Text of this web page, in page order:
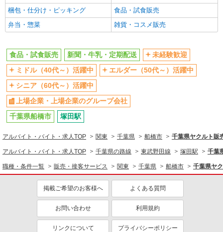
キープ 詳細を見る
業務委託
ヤクルトスタッフ
報酬／完全出来高制☆ノルマなし ◎稼働は週5
日（4日も選択可） ※週5日稼働の方の平均月収
27万円 「あなたに合わせた」働き方ができます。
働き方やご希望の収入など、お気軽にお問い合わ
せください！ ◎20代〜50代を中心に幅広い年代の
方が活躍中！
【宅配センター】津田沼 千葉県船橋市前原西1
丁目1番24号
キープ
業務委託
千葉県ヤクルト販売株式会社／薬円台センター
報酬／完全出来高制☆ノルマなし ◎稼働は週5
日（4日も選択可） ※週5日稼働の方の平均月収
27万円 「あなたに合わせた」働き方ができます。
働き方やご希望の収入など、お気軽にお問い合わ
せください！ ◎20代〜50代を中心に幅広い年代の
方が活躍中！
【宅配センター】薬円台 千葉県船橋市飯山満
町3-1559-1
キープ 詳細を見る
未経験歓迎
ミドル（40代～）活躍中
上場企業・上場企業のグループ会社
梱包・仕分け・ピッキング
食品・試食販売
弁当・惣菜
雑貨・コスメ販売
食品・試食販売 新聞・牛乳・定期配送
未経験歓迎
ミドル（40代～）活躍中
エルダー（50代～）活躍中
シニア（60代～）活躍中
上場企業・上場企業のグループ会社
千葉県船橋市
塚田駅
アルバイト・バイト・求人TOP 関東 千葉県 船橋市 千葉県ヤクルト販
アルバイト・バイト・求人TOP 千葉県の路線 東武野田線 塚田駅 千葉
職種・条件一覧 販売・接客サービス 関東 千葉県 船橋市 千葉県ヤ
掲載ご希望のお客様へ よくある質問
お問い合わせ 利用規約
リンクについて プライバシーポリシー